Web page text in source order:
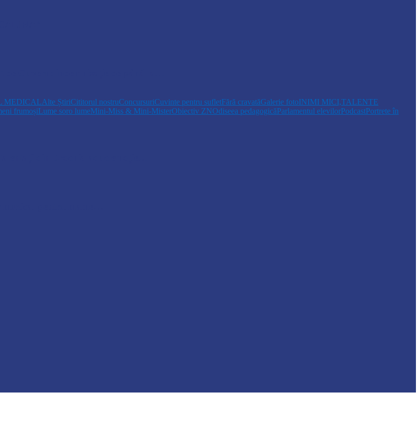
MEDICALAlte ȘtiriCititorul nostruConcursuriCuvinte pentru sufletFără cravatăGalerie fotoINIMI MICI,TALENTE
frumoșiLume soro lumeMini-Miss & Mini-MisterObiectiv ZNOdiseea pedagogicăParlamentul elevilorPodcastPortrete în